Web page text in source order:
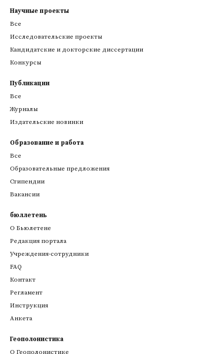
Научные проекты
Все
Исследовательские проекты
Кандидатские и докторские диссертации
Конкурсы
Публикации
Все
Журналы
Издательские новинки
Образование и работа
Все
Образовательные предложения
Стипендии
Вакансии
бюллетень
О Бьюлетене
Редакция портала
Учреждения-сотрудники
FAQ
Контакт
Регламент
Инструкция
Анкета
Геополонистика
О Геополонистике